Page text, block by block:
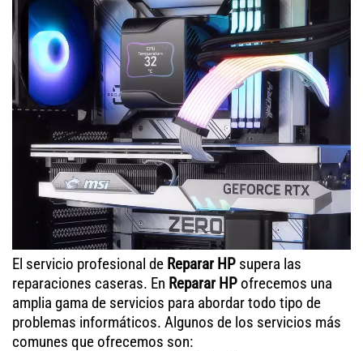
El servicio profesional de Reparar HP supera las
reparaciones caseras. En Reparar HPofrecemos una
amplia gama de servicios para abordar todo tipo de
problemas informáticos. Algunos de los servicios más
comunes que ofrecemos son: